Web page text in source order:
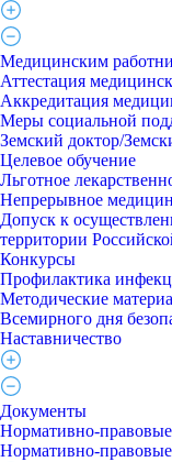
Медицинским
Аттестация
Аккредитация
Меры социальной
Земский доктор/
Целевое обучение
Льготное
Непрерывное
Допуск к
территории
Конкурсы
Профилактика
Методические
Всемирного дня
Наставничество
Документы
Нормативно-
Нормативно-